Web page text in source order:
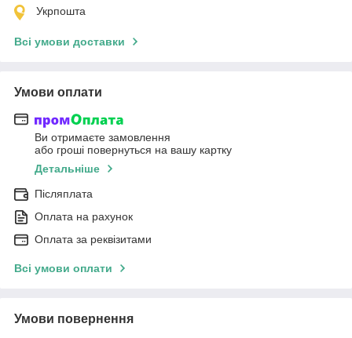
Укрпошта
Всі умови доставки
Умови оплати
Ви отримаєте замовлення
або гроші повернуться на вашу картку
Детальніше
Післяплата
Оплата на рахунок
Оплата за реквізитами
Всі умови оплати
Умови повернення